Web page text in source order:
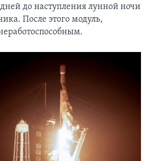
до наступления лунной ночи
После этого модуль,